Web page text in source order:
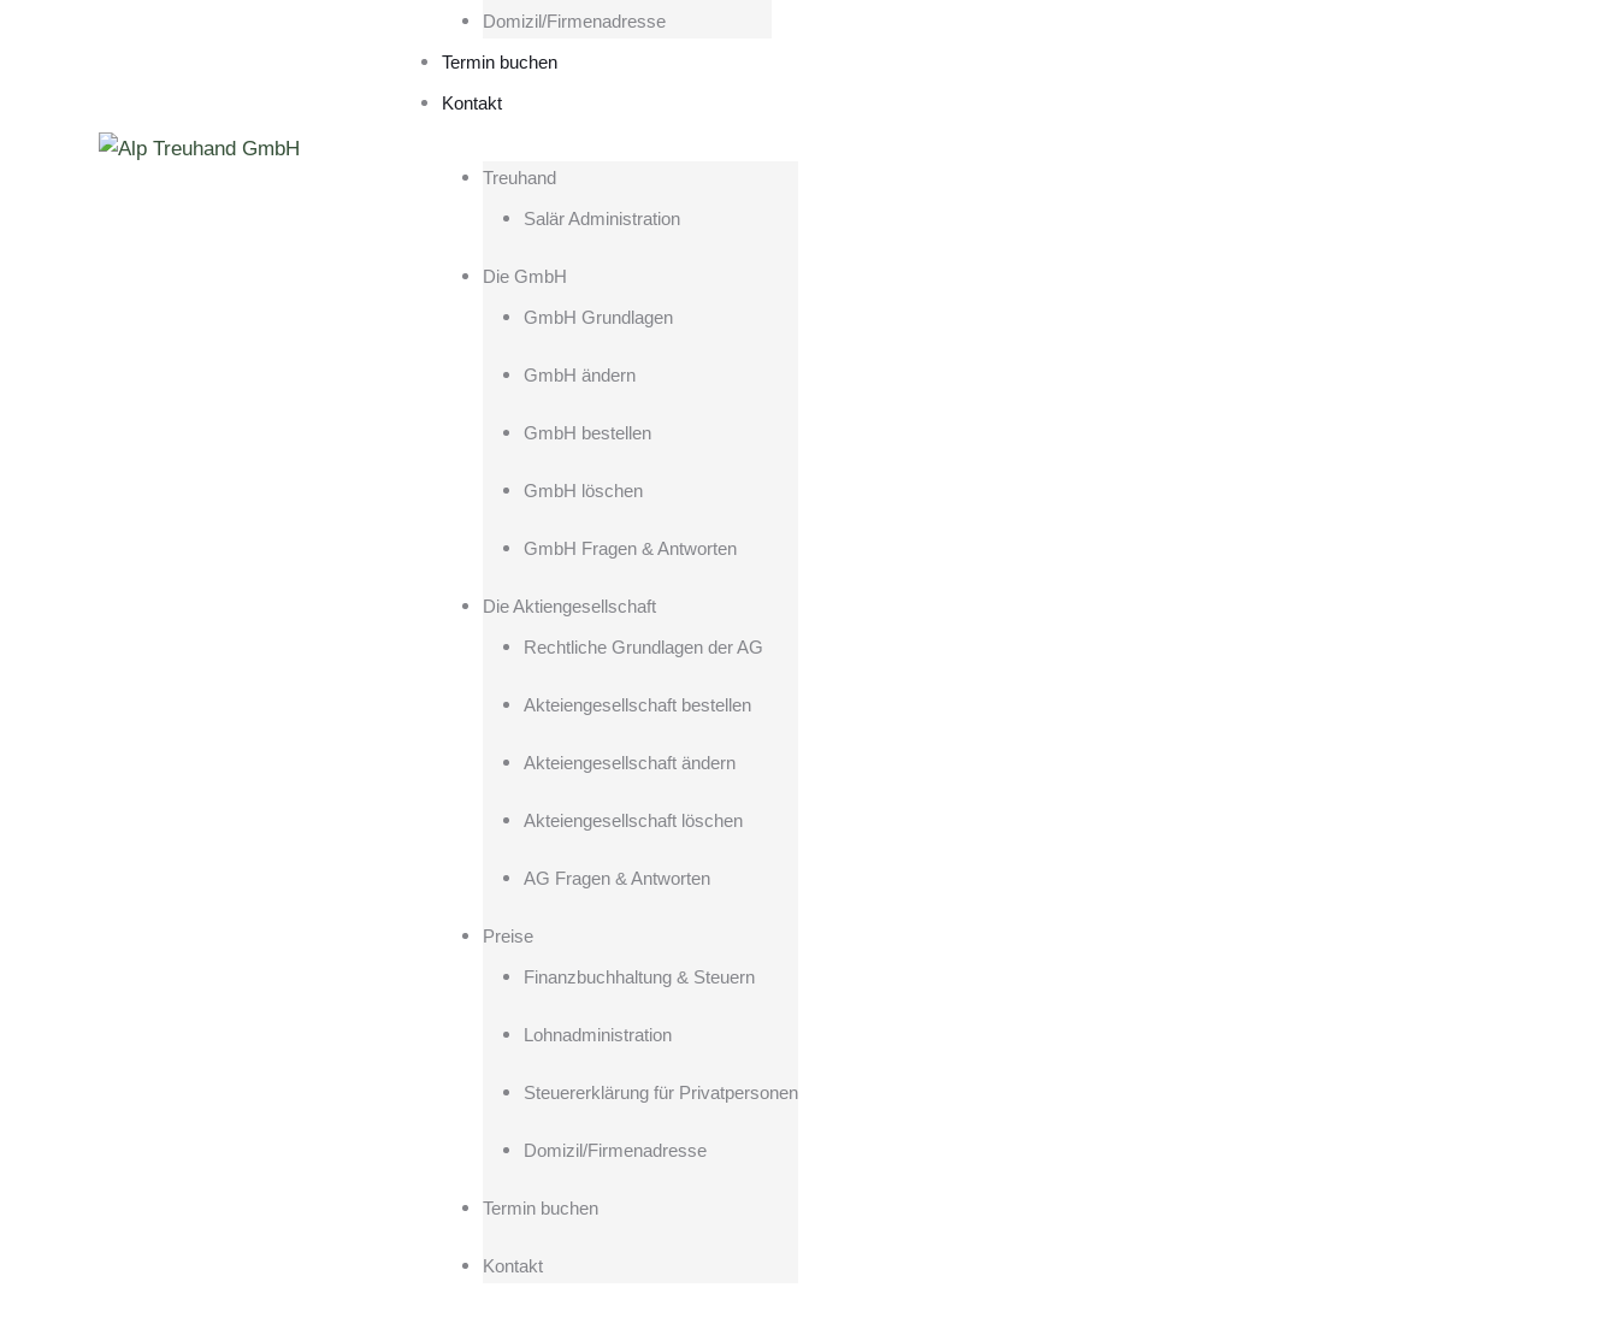
Domizil/Firmenadresse
Termin buchen
Kontakt
Treuhand
Salär Administration
Die GmbH
GmbH Grundlagen
GmbH ändern
GmbH bestellen
GmbH löschen
GmbH Fragen & Antworten
Die Aktiengesellschaft
Rechtliche Grundlagen der AG
Akteiengesellschaft bestellen
Akteiengesellschaft ändern
Akteiengesellschaft löschen
AG Fragen & Antworten
Preise
Finanzbuchhaltung & Steuern
Lohnadministration
Steuererklärung für Privatpersonen
Domizil/Firmenadresse
Termin buchen
Kontakt